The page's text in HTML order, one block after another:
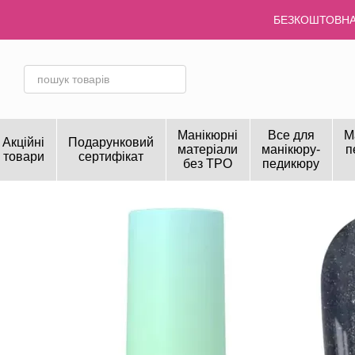
Акційні
товари
Подарунковий
сертифікат
Манікюрні
матеріали
без TPO
Все для
манікюру-
педикюру